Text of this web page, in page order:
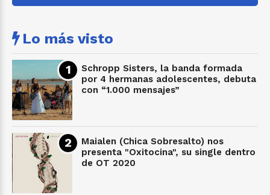
Lo más visto
Schropp Sisters, la banda formada
por 4 hermanas adolescentes, debuta
con “1.000 mensajes”
Maialen (Chica Sobresalto) nos
presenta "Oxitocina", su single dentro
de OT 2020